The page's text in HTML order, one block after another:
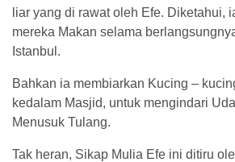
liar yang di rawat oleh Efe. Diketahui,
mereka Makan selama
Istanbul.
Bahkan ia membiarkan Kucing –
kedalam Masjid, untuk mengindari
Menusuk Tulang.
Tak heran, Sikap Mulia Efe ini ditiru